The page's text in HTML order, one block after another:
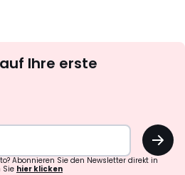
abonnieren
Ihre erste
OK
Abonnieren Sie den Newsletter direkt in
Sie hier klicken